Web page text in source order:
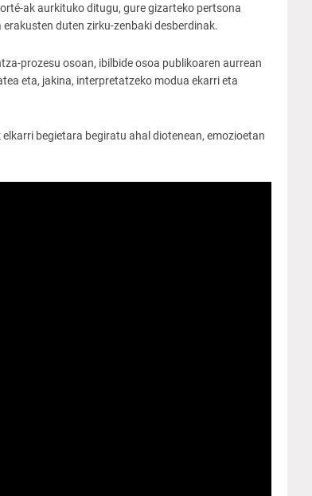
ak aurkituko ditugu, gure gizarteko pertsona
duten zirku-zenbaki desberdinak.
prozesu osoan, ibilbide osoa publikoaren aurrean
eta, jakina, interpretatzeko modua ekarri eta
begietara begiratu ahal diotenean, emozioetan